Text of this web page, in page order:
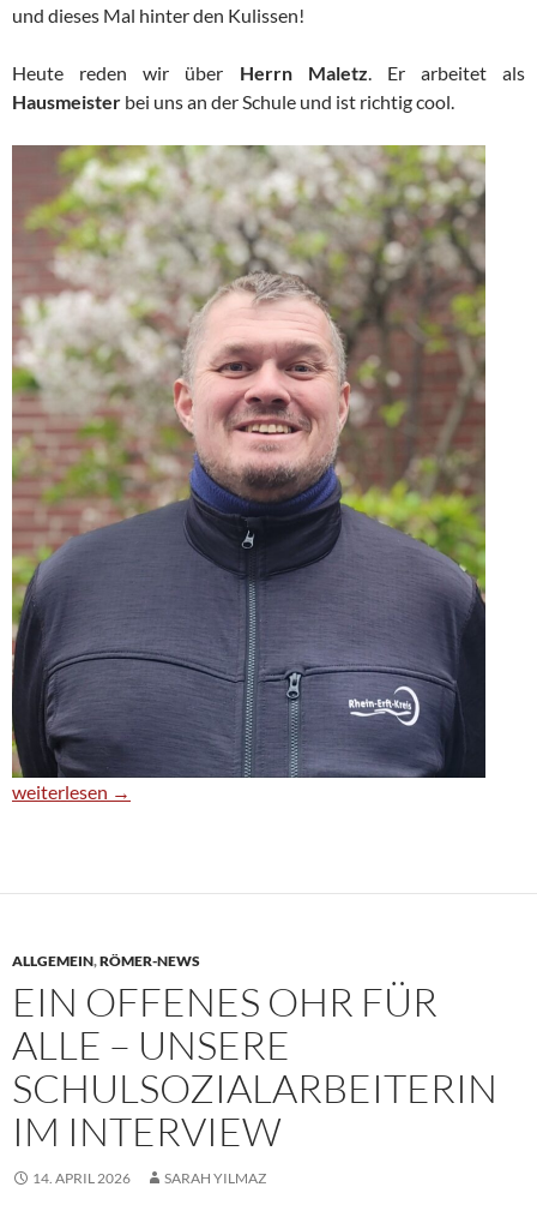
und dieses Mal hinter den Kulissen!
Heute reden wir über Herrn Maletz. Er arbeitet als
Hausmeister bei uns an der Schule und ist richtig cool.
Immer im Einsatz – Unser Hausmeister Herr Maletz
weiterlesen →
ALLGEMEIN,RÖMER-NEWS
EIN OFFENES OHR FÜR
ALLE – UNSERE
SCHULSOZIALARBEITERIN
IM INTERVIEW
14. APRIL 2026 SARAH YILMAZ